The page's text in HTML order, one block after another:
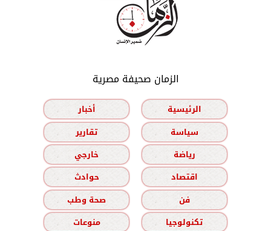
الزمان صحيفة مصرية
الرئيسية
أخبار
سياسة
تقارير
رياضة
خارجي
اقتصاد
حوادث
فن
صحة وطب
تكنولوجيا
منوعات